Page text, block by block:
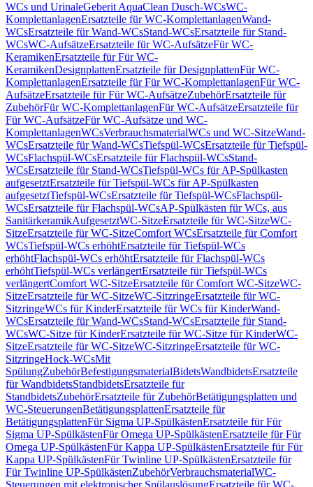
WCs und UrinaleGeberit AquaClean Dusch-WCsWC-
KomplettanlagenErsatzteile für WC-KomplettanlagenWand-
WCsErsatzteile für Wand-WCsStand-WCsErsatzteile für Stand-
WCsWC-AufsätzeErsatzteile für WC-AufsätzeFür WC-
KeramikenErsatzteile für Für WC-
KeramikenDesignplattenErsatzteile für DesignplattenFür WC-
KomplettanlagenErsatzteile für Für WC-KomplettanlagenFür WC-
AufsätzeErsatzteile für Für WC-AufsätzeZubehörErsatzteile für
ZubehörFür WC-KomplettanlagenFür WC-AufsätzeErsatzteile für
Für WC-AufsätzeFür WC-Aufsätze und WC-
KomplettanlagenWCsVerbrauchsmaterialWCs und WC-SitzeWand-
WCsErsatzteile für Wand-WCsTiefspül-WCsErsatzteile für Tiefspül-
WCsFlachspül-WCsErsatzteile für Flachspül-WCsStand-
WCsErsatzteile für Stand-WCsTiefspül-WCs für AP-Spülkasten
aufgesetztErsatzteile für Tiefspül-WCs für AP-Spülkasten
aufgesetztTiefspül-WCsErsatzteile für Tiefspül-WCsFlachspül-
WCsErsatzteile für Flachspül-WCsAP-Spülkästen für WCs, aus
SanitärkeramikAufgesetztWC-SitzeErsatzteile für WC-SitzeWC-
SitzeErsatzteile für WC-SitzeComfort WCsErsatzteile für Comfort
WCsTiefspül-WCs erhöhtErsatzteile für Tiefspül-WCs
erhöhtFlachspül-WCs erhöhtErsatzteile für Flachspül-WCs
erhöhtTiefspül-WCs verlängertErsatzteile für Tiefspül-WCs
verlängertComfort WC-SitzeErsatzteile für Comfort WC-SitzeWC-
SitzeErsatzteile für WC-SitzeWC-SitzringeErsatzteile für WC-
SitzringeWCs für KinderErsatzteile für WCs für KinderWand-
WCsErsatzteile für Wand-WCsStand-WCsErsatzteile für Stand-
WCsWC-Sitze für KinderErsatzteile für WC-Sitze für KinderWC-
SitzeErsatzteile für WC-SitzeWC-SitzringeErsatzteile für WC-
SitzringeHock-WCsMit
SpülungZubehörBefestigungsmaterialBidetsWandbidetsErsatzteile
für WandbidetsStandbidetsErsatzteile für
StandbidetsZubehörErsatzteile für ZubehörBetätigungsplatten und
WC-SteuerungenBetätigungsplattenErsatzteile für
BetätigungsplattenFür Sigma UP-SpülkästenErsatzteile für Für
Sigma UP-SpülkästenFür Omega UP-SpülkästenErsatzteile für Für
Omega UP-SpülkästenFür Kappa UP-SpülkästenErsatzteile für Für
Kappa UP-SpülkästenFür Twinline UP-SpülkästenErsatzteile für
Für Twinline UP-SpülkästenZubehörVerbrauchsmaterialWC-
Steuerungen mit elektronischer SpülauslösungErsatzteile für WC-